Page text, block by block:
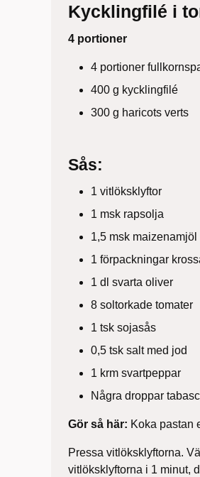
Kycklingfilé i
4 portioner
4 portioner
400 g kycklingfilé
300 g haricots verts
Sås:
1 vitlöksklyftor
1 msk rapsolja
1,5 msk maizenamjöl
1 förpackningar
1 dl svarta oliver
8 soltorkade tomater
1 tsk sojasås
0,5 tsk salt med jod
1 krm svartpeppar
Några droppar
Gör så här: Koka pastan
Pressa vitlöksklyftorna.
vitlöksklyftorna i 1 minut,